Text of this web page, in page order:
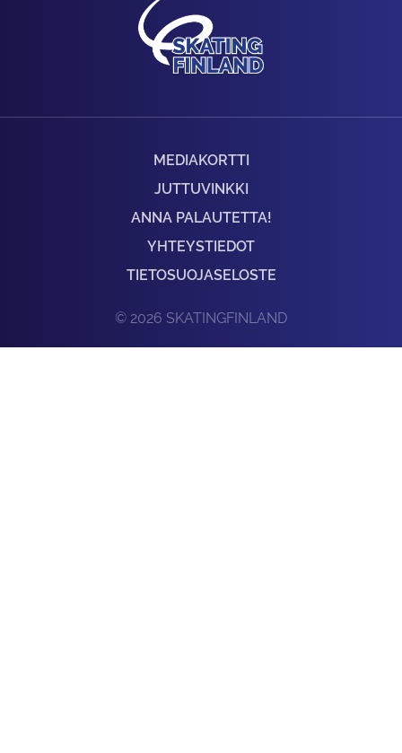
MEDIAKORTTI
JUTTUVINKKI
ANNA PALAUTETTA!
YHTEYSTIEDOT
TIETOSUOJASELOSTE
© 2026 SKATINGFINLAND